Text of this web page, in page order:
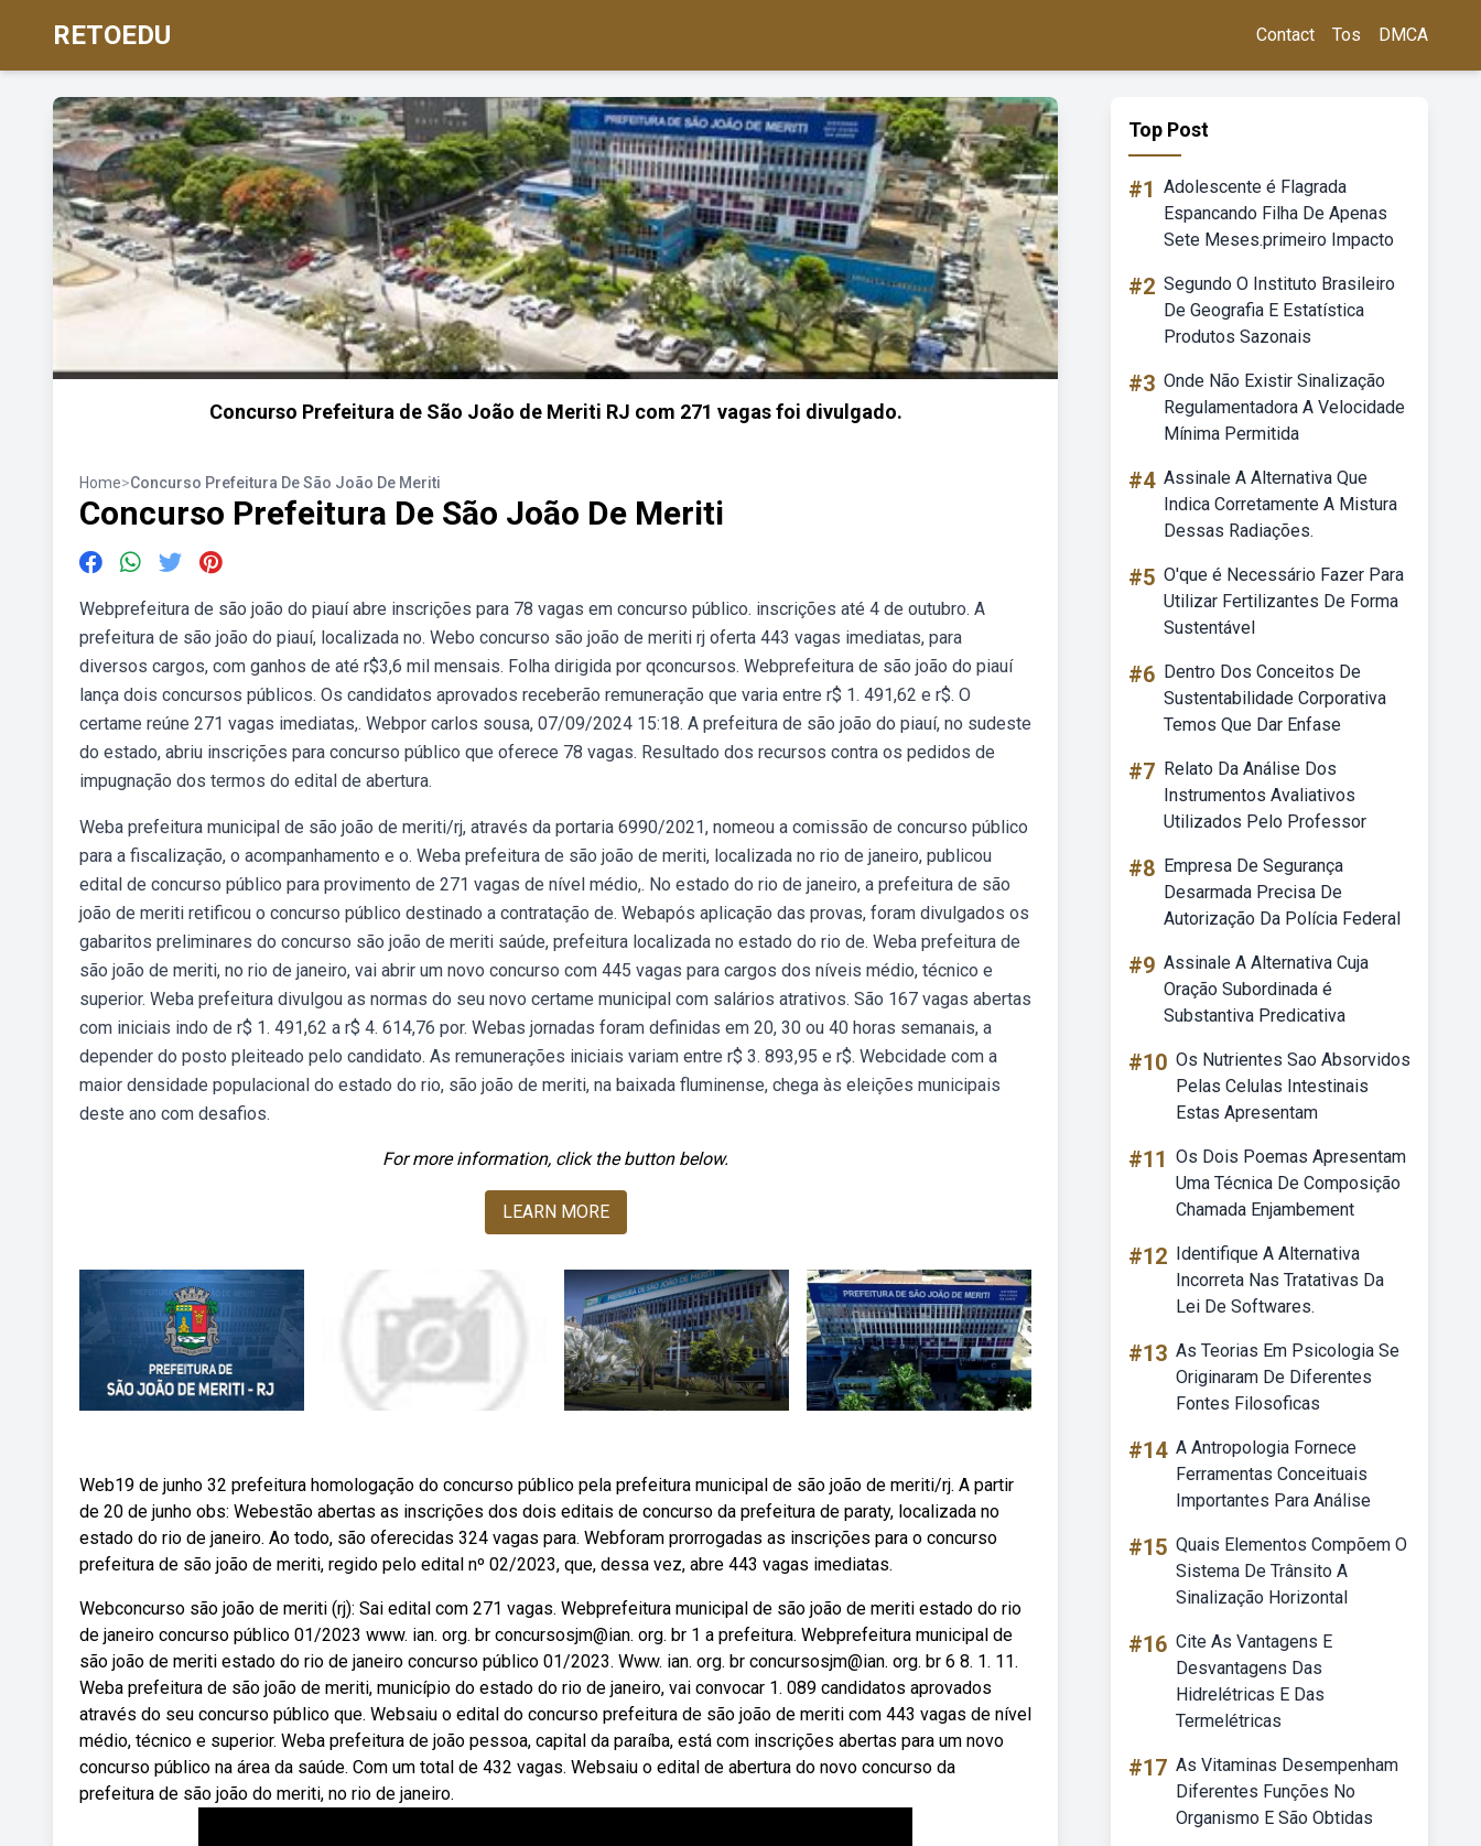
RETOEDU Contact Tos DMCA
Concurso Prefeitura de São João de Meriti RJ com 271 vagas foi divulgado.
Home>Concurso Prefeitura De São João De Meriti
Concurso Prefeitura De São João De Meriti
Webprefeitura de são joão do piauí abre inscrições para 78 vagas em concurso público. inscrições até 4 de outubro. A
prefeitura de são joão do piauí, localizada no. Webo concurso são joão de meriti rj oferta 443 vagas imediatas, para
diversos cargos, com ganhos de até r$3,6 mil mensais. Folha dirigida por qconcursos. Webprefeitura de são joão do piauí
lança dois concursos públicos. Os candidatos aprovados receberão remuneração que varia entre r$ 1. 491,62 e r$. O
certame reúne 271 vagas imediatas,. Webpor carlos sousa, 07/09/2024 15:18. A prefeitura de são joão do piauí, no sudeste
do estado, abriu inscrições para concurso público que oferece 78 vagas. Resultado dos recursos contra os pedidos de
impugnação dos termos do edital de abertura.
Weba prefeitura municipal de são joão de meriti/rj, através da portaria 6990/2021, nomeou a comissão de concurso público
para a fiscalização, o acompanhamento e o. Weba prefeitura de são joão de meriti, localizada no rio de janeiro, publicou
edital de concurso público para provimento de 271 vagas de nível médio,. No estado do rio de janeiro, a prefeitura de são
joão de meriti retificou o concurso público destinado a contratação de. Webapós aplicação das provas, foram divulgados os
gabaritos preliminares do concurso são joão de meriti saúde, prefeitura localizada no estado do rio de. Weba prefeitura de
são joão de meriti, no rio de janeiro, vai abrir um novo concurso com 445 vagas para cargos dos níveis médio, técnico e
superior. Weba prefeitura divulgou as normas do seu novo certame municipal com salários atrativos. São 167 vagas abertas
com iniciais indo de r$ 1. 491,62 a r$ 4. 614,76 por. Webas jornadas foram definidas em 20, 30 ou 40 horas semanais, a
depender do posto pleiteado pelo candidato. As remunerações iniciais variam entre r$ 3. 893,95 e r$. Webcidade com a
maior densidade populacional do estado do rio, são joão de meriti, na baixada fluminense, chega às eleições municipais
deste ano com desafios.
For more information, click the button below.
LEARN MORE
Web19 de junho 32 prefeitura homologação do concurso público pela prefeitura municipal de são joão de meriti/rj. A partir
de 20 de junho obs: Webestão abertas as inscrições dos dois editais de concurso da prefeitura de paraty, localizada no
estado do rio de janeiro. Ao todo, são oferecidas 324 vagas para. Webforam prorrogadas as inscrições para o concurso
prefeitura de são joão de meriti, regido pelo edital nº 02/2023, que, dessa vez, abre 443 vagas imediatas.
Webconcurso são joão de meriti (rj): Sai edital com 271 vagas. Webprefeitura municipal de são joão de meriti estado do rio
de janeiro concurso público 01/2023 www. ian. org. br concursosjm@ian. org. br 1 a prefeitura. Webprefeitura municipal de
são joão de meriti estado do rio de janeiro concurso público 01/2023. Www. ian. org. br concursosjm@ian. org. br 6 8. 1. 11.
Weba prefeitura de são joão de meriti, município do estado do rio de janeiro, vai convocar 1. 089 candidatos aprovados
através do seu concurso público que. Websaiu o edital do concurso prefeitura de são joão de meriti com 443 vagas de nível
médio, técnico e superior. Weba prefeitura de joão pessoa, capital da paraíba, está com inscrições abertas para um novo
concurso público na área da saúde. Com um total de 432 vagas. Websaiu o edital de abertura do novo concurso da
prefeitura de são joão do meriti, no rio de janeiro.
Top Post
#1 Adolescente é Flagrada
Espancando Filha De Apenas
Sete Meses.primeiro Impacto
#2 Segundo O Instituto Brasileiro
De Geografia E Estatística
Produtos Sazonais
#3 Onde Não Existir Sinalização
Regulamentadora A Velocidade
Mínima Permitida
#4 Assinale A Alternativa Que
Indica Corretamente A Mistura
Dessas Radiações.
#5 O'que é Necessário Fazer Para
Utilizar Fertilizantes De Forma
Sustentável
#6 Dentro Dos Conceitos De
Sustentabilidade Corporativa
Temos Que Dar Enfase
#7 Relato Da Análise Dos
Instrumentos Avaliativos
Utilizados Pelo Professor
#8 Empresa De Segurança
Desarmada Precisa De
Autorização Da Polícia Federal
#9 Assinale A Alternativa Cuja
Oração Subordinada é
Substantiva Predicativa
#10 Os Nutrientes Sao Absorvidos
Pelas Celulas Intestinais
Estas Apresentam
#11 Os Dois Poemas Apresentam
Uma Técnica De Composição
Chamada Enjambement
#12 Identifique A Alternativa
Incorreta Nas Tratativas Da
Lei De Softwares.
#13 As Teorias Em Psicologia Se
Originaram De Diferentes
Fontes Filosoficas
#14 A Antropologia Fornece
Ferramentas Conceituais
Importantes Para Análise
#15 Quais Elementos Compõem O
Sistema De Trânsito A
Sinalização Horizontal
#16 Cite As Vantagens E
Desvantagens Das
Hidrelétricas E Das
Termelétricas
#17 As Vitaminas Desempenham
Diferentes Funções No
Organismo E São Obtidas